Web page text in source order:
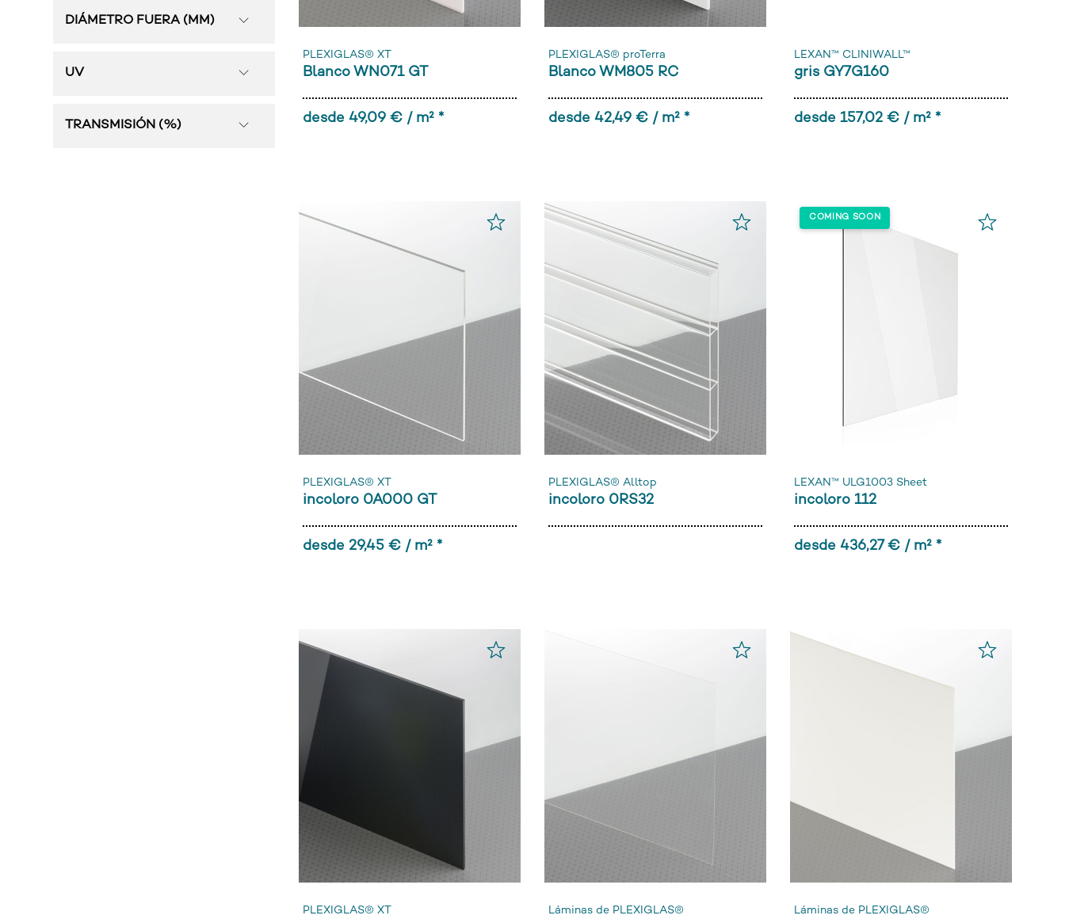
DIÁMETRO FUERA (MM)
UV
TRANSMISIÓN (%)
PLEXIGLAS® XT
Blanco WN071 GT
desde 49,09 € / m² *
PLEXIGLAS® proTerra
Blanco WM805 RC
desde 42,49 € / m² *
LEXAN™ CLINIWALL™
gris GY7G160
desde 157,02 € / m² *
PLEXIGLAS® XT
incoloro 0A000 GT
desde 29,45 € / m² *
PLEXIGLAS® Alltop
incoloro 0RS32
LEXAN™ ULG1003 Sheet
incoloro 112
desde 436,27 € / m² *
PLEXIGLAS® XT Láminas de PLEXIGLAS® Láminas de PLEXIGLAS®